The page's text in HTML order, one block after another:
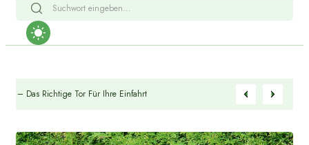
Vs. Drehtor – Das Richtige Tor Für Ihre Einfahrt